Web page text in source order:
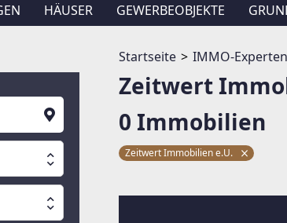
HÄUSER GEWERBEOBJEKTE
Startseite IMMO-
Zeitwert
0 Immobilien
Zeitwert Immobilien e.U.